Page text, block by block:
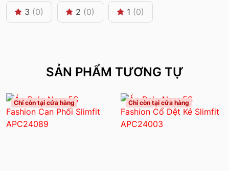
3 (0) 2 (0) 1 (0)
SẢN PHẨM TƯƠNG TỰ
Chỉ còn tại cửa hàng Chỉ còn tại cửa hàng